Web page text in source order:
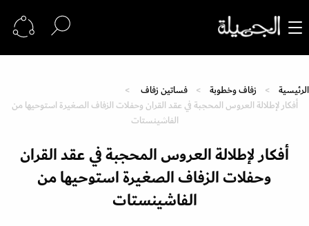
الرئيسية زفاف وخطوبة
فساتين زفاف
أفكار لإطلالة العروس المحجبة في عقد القران وحفلات الزفاف الصغيرة استوحيها من
الفاشينستات
أفكار لإطلالة العروس المحجبة في عقد القران
وحفلات الزفاف الصغيرة استوحيها من
الفاشينستات